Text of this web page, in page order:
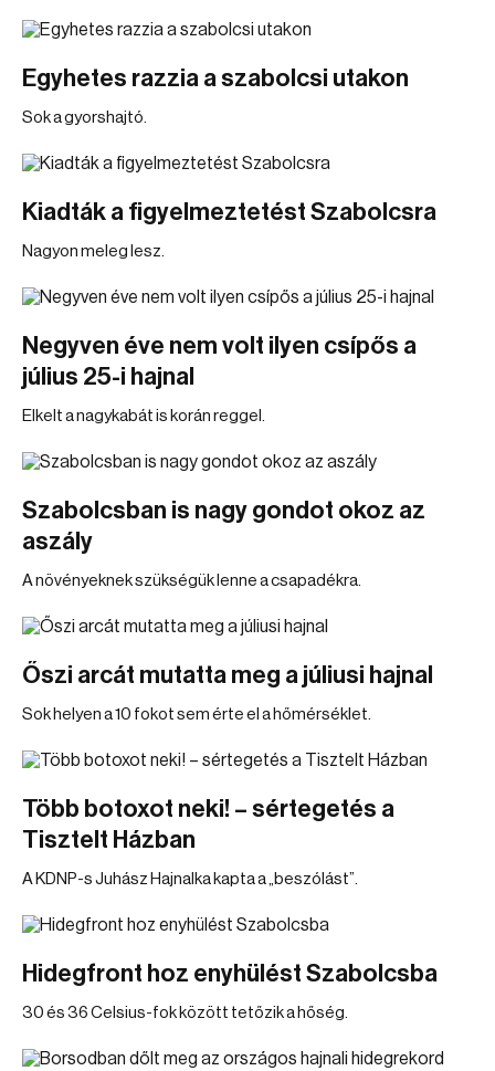
Egyhetes razzia a szabolcsi utakon
Sok a gyorshajtó.
Kiadták a figyelmeztetést Szabolcsra
Nagyon meleg lesz.
Negyven éve nem volt ilyen csípős a
július 25-i hajnal
Elkelt a nagykabát is korán reggel.
Szabolcsban is nagy gondot okoz az
aszály
A növényeknek szükségük lenne a csapadékra.
Őszi arcát mutatta meg a júliusi hajnal
Sok helyen a 10 fokot sem érte el a hőmérséklet.
Több botoxot neki! – sértegetés a
Tisztelt Házban
A KDNP-s Juhász Hajnalka kapta a „beszólást”.
Hidegfront hoz enyhülést Szabolcsba
30 és 36 Celsius-fok között tetőzik a hőség.